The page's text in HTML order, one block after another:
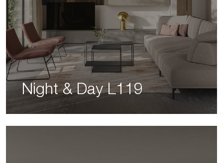
Night & Day L119